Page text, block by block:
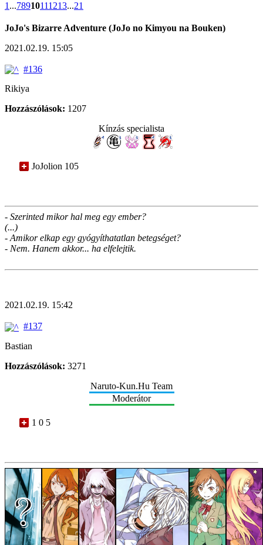
1 ...78910111213...21
JoJo's Bizarre Adventure (JoJo no Kimyou na Bouken)
2021.02.19. 15:05
#136
Rikiya
Hozzászólások: 1207
Kínzás specialista
JoJolion 105
- Szerinted mikor hal meg egy ember?
(...)
- Amikor elkap egy gyógyíthatatlan betegséget?
- Nem. Hanem akkor... ha elfelejtik.
2021.02.19. 15:42
#137
Bastian
Hozzászólások: 3271
Naruto-Kun.Hu Team
Moderátor
1 0 5